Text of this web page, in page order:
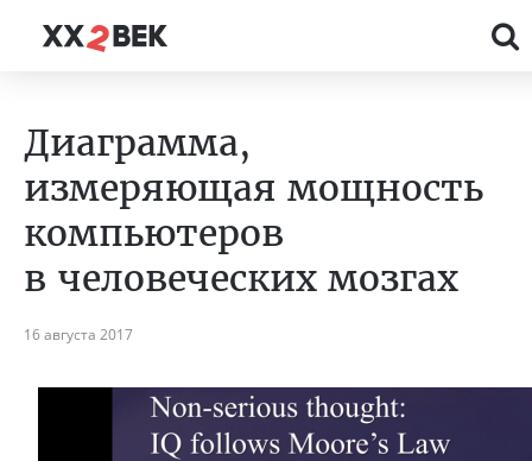
Диаграмма,
измеряющая мощность
компьютеров
в человеческих мозгах
16 августа 2017